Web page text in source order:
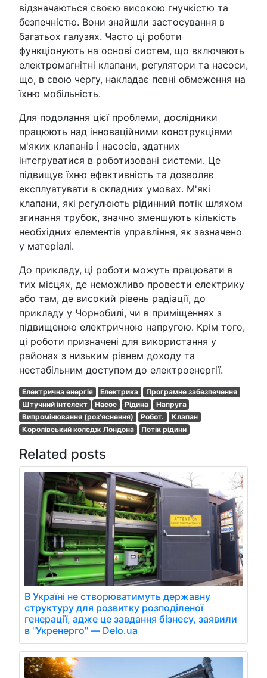
відзначаються своєю високою гнучкістю та
безпечністю. Вони знайшли застосування в
багатьох галузях. Часто ці роботи
функціонують на основі систем, що включають
електромагнітні клапани, регулятори та насоси,
що, в свою чергу, накладає певні обмеження на
їхню мобільність.
Для подолання цієї проблеми, дослідники
працюють над інноваційними конструкціями
м'яких клапанів і насосів, здатних
інтегруватися в роботизовані системи. Це
підвищує їхню ефективність та дозволяє
експлуатувати в складних умовах. М'які
клапани, які регулюють рідинний потік шляхом
згинання трубок, значно зменшують кількість
необхідних елементів управління, як зазначено
у матеріалі.
До прикладу, ці роботи можуть працювати в
тих місцях, де неможливо провести електрику
або там, де високий рівень радіації, до
прикладу у Чорнобилі, чи в приміщеннях з
підвищеною електричною напругою. Крім того,
ці роботи призначені для використання у
районах з низьким рівнем доходу та
нестабільним доступом до електроенергії.
Електрична енергія Електрика
Програмне забезпечення
Штучний інтелект
Насос Рідина
Напруга
Випромінювання (роз'яснення)
Робот.
Клапан
Королівський коледж Лондона
Потік рідини
Related posts
В Україні не створюватимуть державну
структуру для розвитку розподіленої
генерації, адже це завдання бізнесу, заявили
в "Укренерго" — Delo.ua